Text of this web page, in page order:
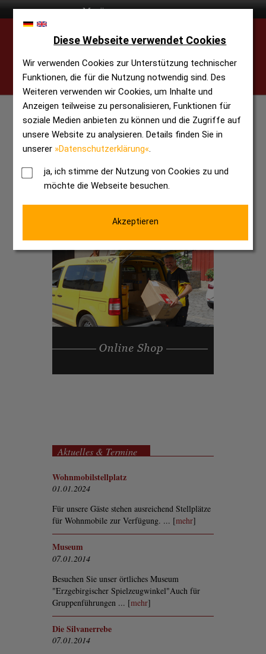
Aktuelles & Termine
Wohnmobilstellplatz
01.01.2024
Für unsere Gäste stehen ausreichend Stellplätze
für Wohnmobile zur Verfügung. ... [mehr]
Museum
07.01.2014
Besuchen Sie unser örtliches Museum
"Erzgebirgischer Spielzeugwinkel"Auch für
Gruppenführungen ... [mehr]
Die Silvanerrebe
07.01.2014
Diese Webseite verwendet Cookies
Wir verwenden Cookies zur Unterstützung technischer
Funktionen, die für die Nutzung notwendig sind. Des
Weiteren verwenden wir Cookies, um Inhalte und
Anzeigen teilweise zu personalisieren, Funktionen für
soziale Medien anbieten zu können und die Zugriffe auf
unsere Website zu analysieren. Details finden Sie in
unserer »Datenschutzerklärung«.
ja, ich stimme der Nutzung von Cookies zu und
möchte die Webseite besuchen.
Akzeptieren